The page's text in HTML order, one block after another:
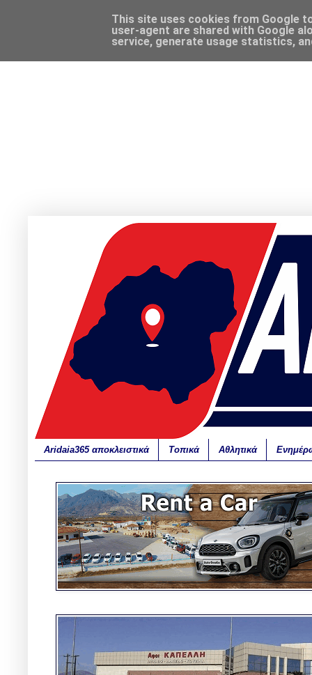
Aridaia365 αποκλειστικά Τοπικά Αθλητικά
This site uses cookies from Google
user-agent are shared with Google
service, generate usage statistics,